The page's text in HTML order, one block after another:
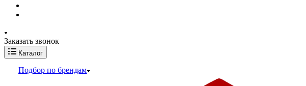
Заказать звонок
Каталог
Подбор по брендам